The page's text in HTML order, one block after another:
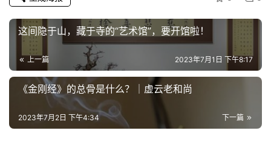
这间隐于山，藏于寺的“艺术馆”，要开馆啦！
上一篇 2023年7月1日 下午8:17
《金刚经》的总骨是什么？｜虚云老和尚
下一篇
2023年7月2日 下午4:34